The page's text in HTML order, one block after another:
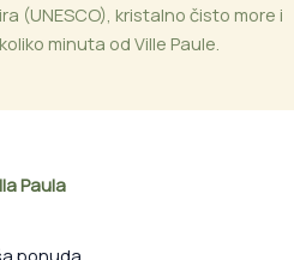
(UNESCO), kristalno čisto more i
minuta od Ville Paule.
Paula